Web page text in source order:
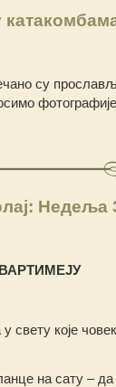
су
Недеља
свету које
на сату –